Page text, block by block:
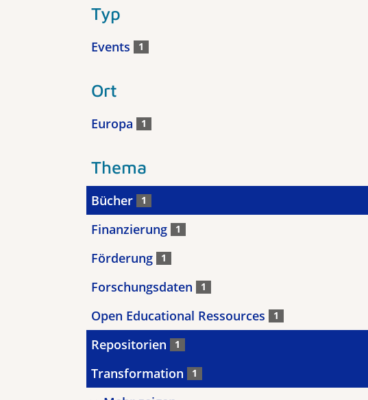
Typ
Events 1
Ort
Europa 1
Thema
Bücher 1
Finanzierung 1
Förderung 1
Forschungsdaten 1
Open Educational Ressources 1
Repositorien 1
Transformation 1